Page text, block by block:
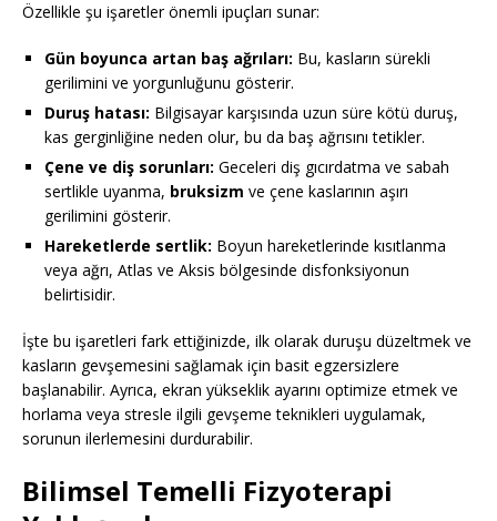
Özellikle şu işaretler önemli ipuçları sunar:
Gün boyunca artan baş ağrıları: Bu, kasların sürekli
gerilimini ve yorgunluğunu gösterir.
Duruş hatası: Bilgisayar karşısında uzun süre kötü duruş,
kas gerginliğine neden olur, bu da baş ağrısını tetikler.
Çene ve diş sorunları: Geceleri diş gıcırdatma ve sabah
sertlikle uyanma, bruksizm ve çene kaslarının aşırı
gerilimini gösterir.
Hareketlerde sertlik: Boyun hareketlerinde kısıtlanma
veya ağrı, Atlas ve Aksis bölgesinde disfonksiyonun
belirtisidir.
İşte bu işaretleri fark ettiğinizde, ilk olarak duruşu düzeltmek ve
kasların gevşemesini sağlamak için basit egzersizlere
başlanabilir. Ayrıca, ekran yükseklik ayarını optimize etmek ve
horlama veya stresle ilgili gevşeme teknikleri uygulamak,
sorunun ilerlemesini durdurabilir.
Bilimsel Temelli Fizyoterapi